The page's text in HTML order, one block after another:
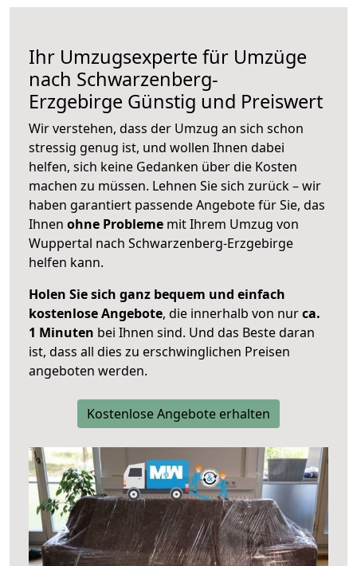
Ihr Umzugsexperte für Umzüge
nach Schwarzenberg-
Erzgebirge Günstig und Preiswert
Wir verstehen, dass der Umzug an sich schon
stressig genug ist, und wollen Ihnen dabei
helfen, sich keine Gedanken über die Kosten
machen zu müssen. Lehnen Sie sich zurück – wir
haben garantiert passende Angebote für Sie, das
Ihnen ohne Probleme mit Ihrem Umzug von
Wuppertal nach Schwarzenberg-Erzgebirge
helfen kann.
Holen Sie sich ganz bequem und einfach
kostenlose Angebote, die innerhalb von nurca.
1 Minuten bei Ihnen sind. Und das Beste daran
ist, dass all dies zu erschwinglichen Preisen
angeboten werden.
Kostenlose Angebote erhalten